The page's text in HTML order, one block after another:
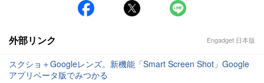
外部リンク Engadget 日本版
スクショ＋Googleレンズ。新機能「Smart Screen Shot」Google
アプリベータ版でみつかる